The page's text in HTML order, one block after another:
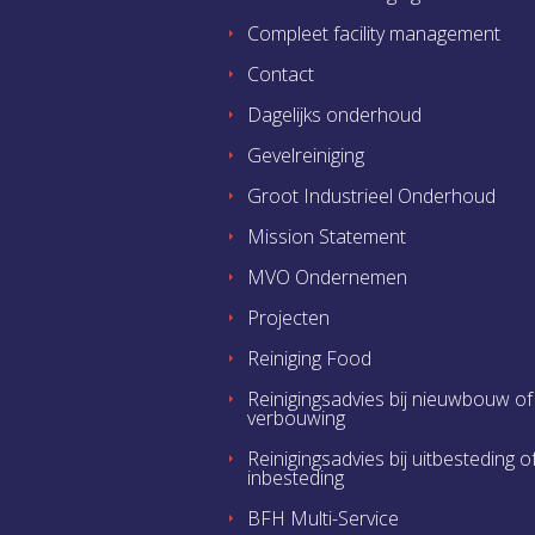
Compleet facility management
Contact
Dagelijks onderhoud
Gevelreiniging
Groot Industrieel Onderhoud
Mission Statement
MVO Ondernemen
Projecten
Reiniging Food
Reinigingsadvies bij nieuwbouw of
verbouwing
Reinigingsadvies bij uitbesteding
inbesteding
BFH Multi-Service